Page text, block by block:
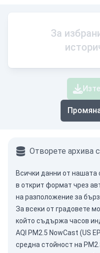
За
Отворете архива
Всички данни от
в открит формат чрез
на разположение за
За всеки от градовете
който съдържа часов
AQI PM2.5 NowCast (US
средна стойност на